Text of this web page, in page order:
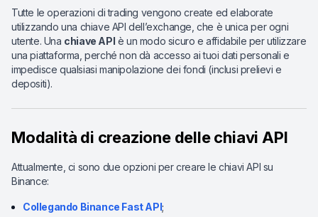
Tutte le operazioni di trading vengono create ed elaborate
utilizzando una chiave API dell’exchange, che è unica per ogni
utente. Una chiave API è un modo sicuro e affidabile per utilizzare
una piattaforma, perché non dà accesso ai tuoi dati personali e
impedisce qualsiasi manipolazione dei fondi (inclusi prelievi e
depositi).
Modalità di creazione delle chiavi API
Attualmente, ci sono due opzioni per creare le chiavi API su
Binance:
Collegando Binance Fast API;